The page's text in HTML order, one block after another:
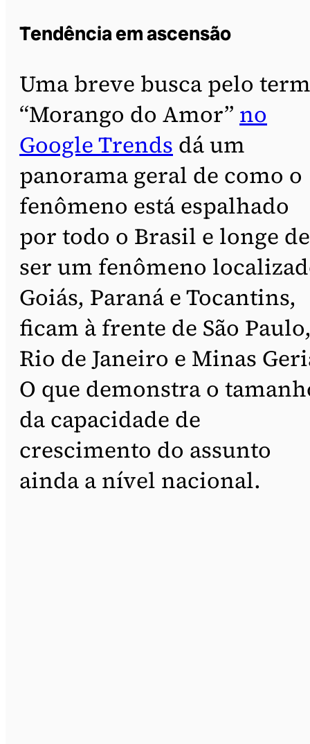
Tendência em ascensão
Uma breve busca pelo
“Morango do Amor” no
Google Trends dá um
panorama geral de como o
fenômeno está espalhado
por todo o Brasil e longe de
ser um fenômeno
Goiás, Paraná e Tocantins,
ficam à frente de São
Rio de Janeiro e Minas
O que demonstra o
da capacidade de
crescimento do assunto
ainda a nível nacional.